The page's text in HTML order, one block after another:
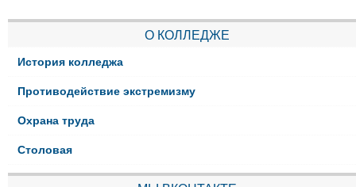
О КОЛЛЕДЖЕ
История колледжа
Противодействие экстремизму
Охрана труда
Столовая